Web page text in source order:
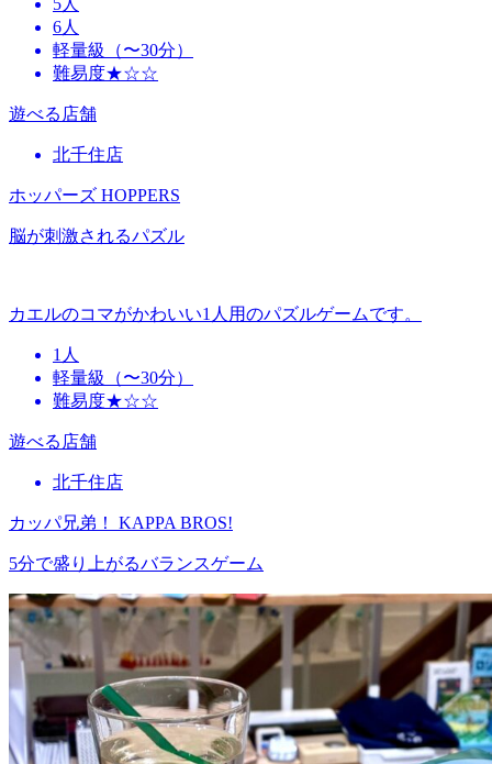
6人
軽量級（〜30分）
難易度★☆☆
遊べる店舗
北千住店
ホッパーズ HOPPERS
脳が刺激されるパズル
カエルのコマがかわいい1人用のパズルゲームです。
1人
軽量級（〜30分）
難易度★☆☆
遊べる店舗
北千住店
カッパ兄弟！ KAPPA BROS!
5分で盛り上がるバランスゲーム